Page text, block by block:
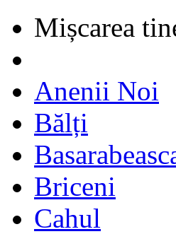
Mișcarea
Anenii Noi
Bălți
Briceni
Cahul